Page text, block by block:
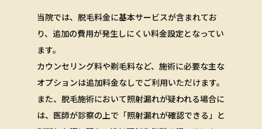
当院では、脱毛料金に基本サービスが含まれてお
り、 追加の費用が発生しにくい料金設定となってい
ます。
カウンセリング料や剃毛料など、 施術に必要な主な
オプションは追加料金なしでご利用いただけます。
また、脱毛施術において照射漏れが疑われる場合に
は、 医師が診察の上で「照射漏れが確認できる」と